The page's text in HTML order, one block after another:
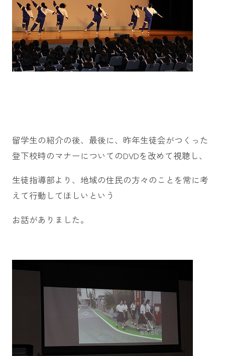
留学生の紹介の後、最後に、昨年生徒会がつくった
登下校時のマナーについてのDVDを改めて視聴し、
生徒指導部より、地域の住民の方々のことを常に考
えて行動してほしいという
お話がありました。